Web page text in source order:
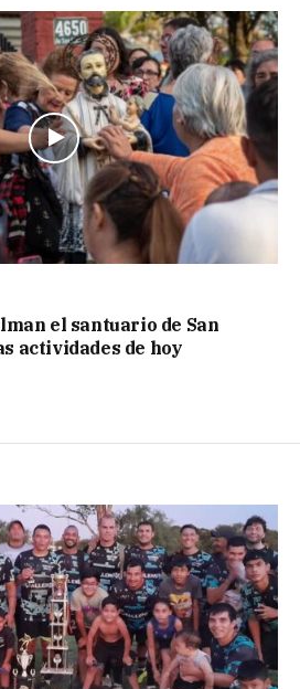
el santuario de San
actividades de hoy